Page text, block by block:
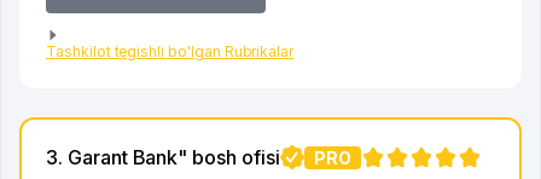
Tashkilot tegishli bo'lgan Rubrikalar
3. Garant Bank" bosh ofisi PRO